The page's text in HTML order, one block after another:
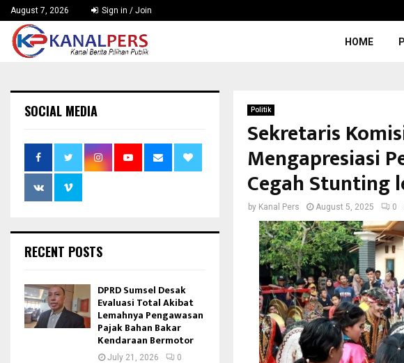
August 7, 2026 Sign in / Join
HOME
Politik
Sekretaris
Mengapresiasi
Cegah Stunting
by Kanal Pers August 5, 2025 0
SOCIAL MEDIA
RECENT POSTS
DPRD Sumsel Desak
Evaluasi Total Akibat
Lemahnya Pengawasan
Pajak Bahan Bakar
Kendaraan Bermotor
July 21, 2026 0